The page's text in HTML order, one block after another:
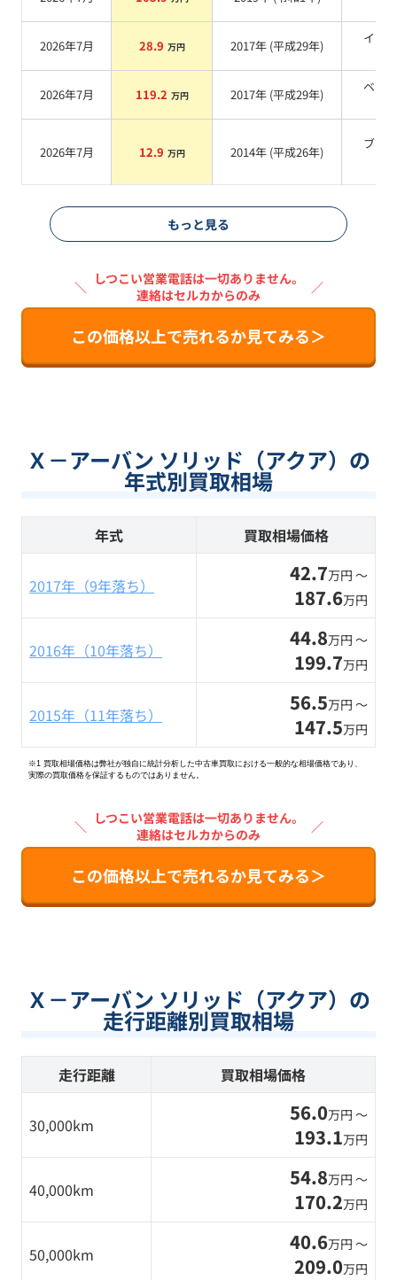
2026年7月 28.9 万円 2017年 (平成29年)
イエ
2026年7月 119.2 万円 2017年 (平成29年)
ベー
2026年7月 12.9 万円 2014年 (平成26年)
ブラ
もっと見る
＼ しつこい営業電話は一切ありません。
連絡はセルカからのみ
／
この価格以上で売れるか見てみる＞
Ｘ－アーバン ソリッド（アクア）の
年式別買取相場
年式 買取相場価格
2017年（9年落ち） 42.7万円 〜
187.6万円
2016年（10年落ち） 44.8万円 〜
199.7万円
2015年（11年落ち） 56.5万円 〜
147.5万円
※1 買取相場価格は弊社が独自に統計分析した中古車買取における一般的な相場価格であり、
実際の買取価格を保証するものではありません。
＼ しつこい営業電話は一切ありません。
連絡はセルカからのみ
／
この価格以上で売れるか見てみる＞
Ｘ－アーバン ソリッド（アクア）の
走行距離別買取相場
走行距離 買取相場価格
30,000km 56.0万円 〜
193.1万円
40,000km 54.8万円 〜
170.2万円
50,000km 40.6万円 〜
209.0万円